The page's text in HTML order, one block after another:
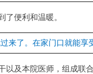
便利和温暖。
来了。在家门口就能享
本院医师，组成联